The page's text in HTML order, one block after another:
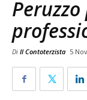
Di Il Contoterzista 5